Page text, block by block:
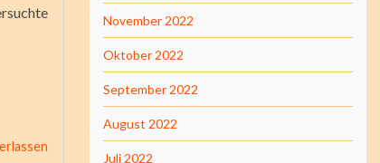
November 2022
Oktober 2022
September 2022
August 2022
Juli 2022